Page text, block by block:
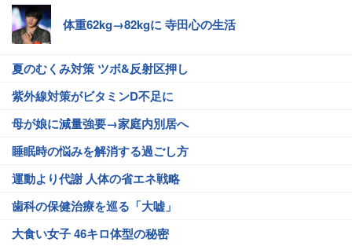
体重62kg→82kgに 寺田心の生活
夏のむくみ対策 ツボ&反射区押し
紫外線対策がビタミンD不足に
母が娘に減量強要→家庭内別居へ
睡眠時の悩みを解消する過ごし方
運動より代謝 人体の省エネ戦略
歯科の保健治療を巡る「大嘘」
大食い女子 46キロ体型の秘密